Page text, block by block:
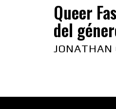
Queer
del
JONATHAN